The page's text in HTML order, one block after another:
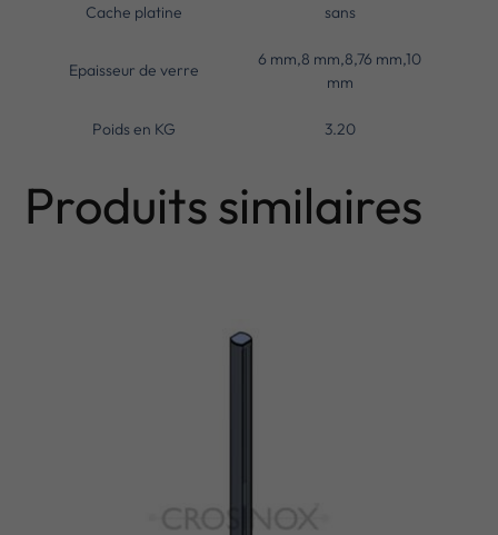
Cache platine sans
Epaisseur de verre
6 mm,8 mm,8,76 mm,10
mm
Poids en KG 3.20
Produits similaires